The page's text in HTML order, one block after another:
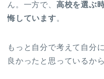
ん。一方で、 高校を選ぶ
悔しています。
もっと自分で考えて自分
良かったと思っているから